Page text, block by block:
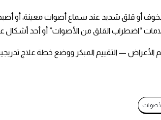
أو قلق شديد عند سماع أصوات معينة، أو
“اضطراب القلق من الأصوات” أو أحد أشكال
الأعراض — التقييم المبكر ووضع خطة علاج